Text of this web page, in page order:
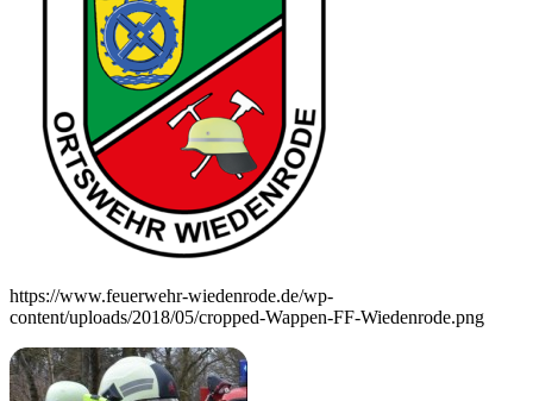
https://www.feuerwehr-wiedenrode.de/wp-
content/uploads/2018/05/cropped-Wappen-FF-Wiedenrode.png